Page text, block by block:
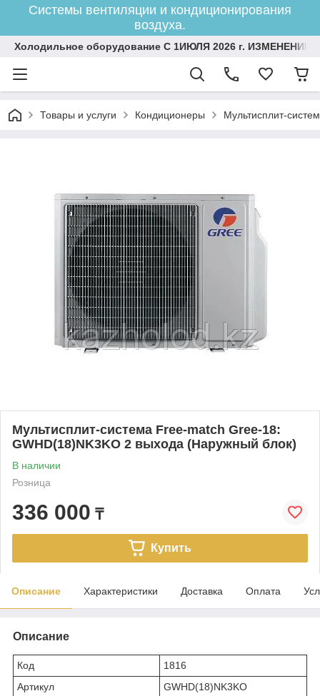
Системы вентиляции и кондиционирования
воздуха.
Холодильное оборудование С 1ИЮЛЯ 2026 г.
Товары и услуги Кондиционеры Мультисплит-
Мультисплит-система Free-match Gree-18:
GWHD(18)NK3KO 2 выхода (Наружный блок)
В наличии
Розница
336 000 ₸
Купить
Описание Характеристики Доставка Оплата
Описание
Код
1816
Артикул
GWHD(18)NK3KO